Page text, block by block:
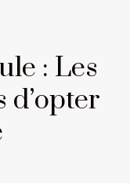
: Les
d’opter